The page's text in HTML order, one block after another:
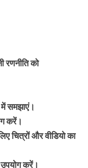
को
समझाएं।
करें।
चित्रों और वीडियो का
करें।